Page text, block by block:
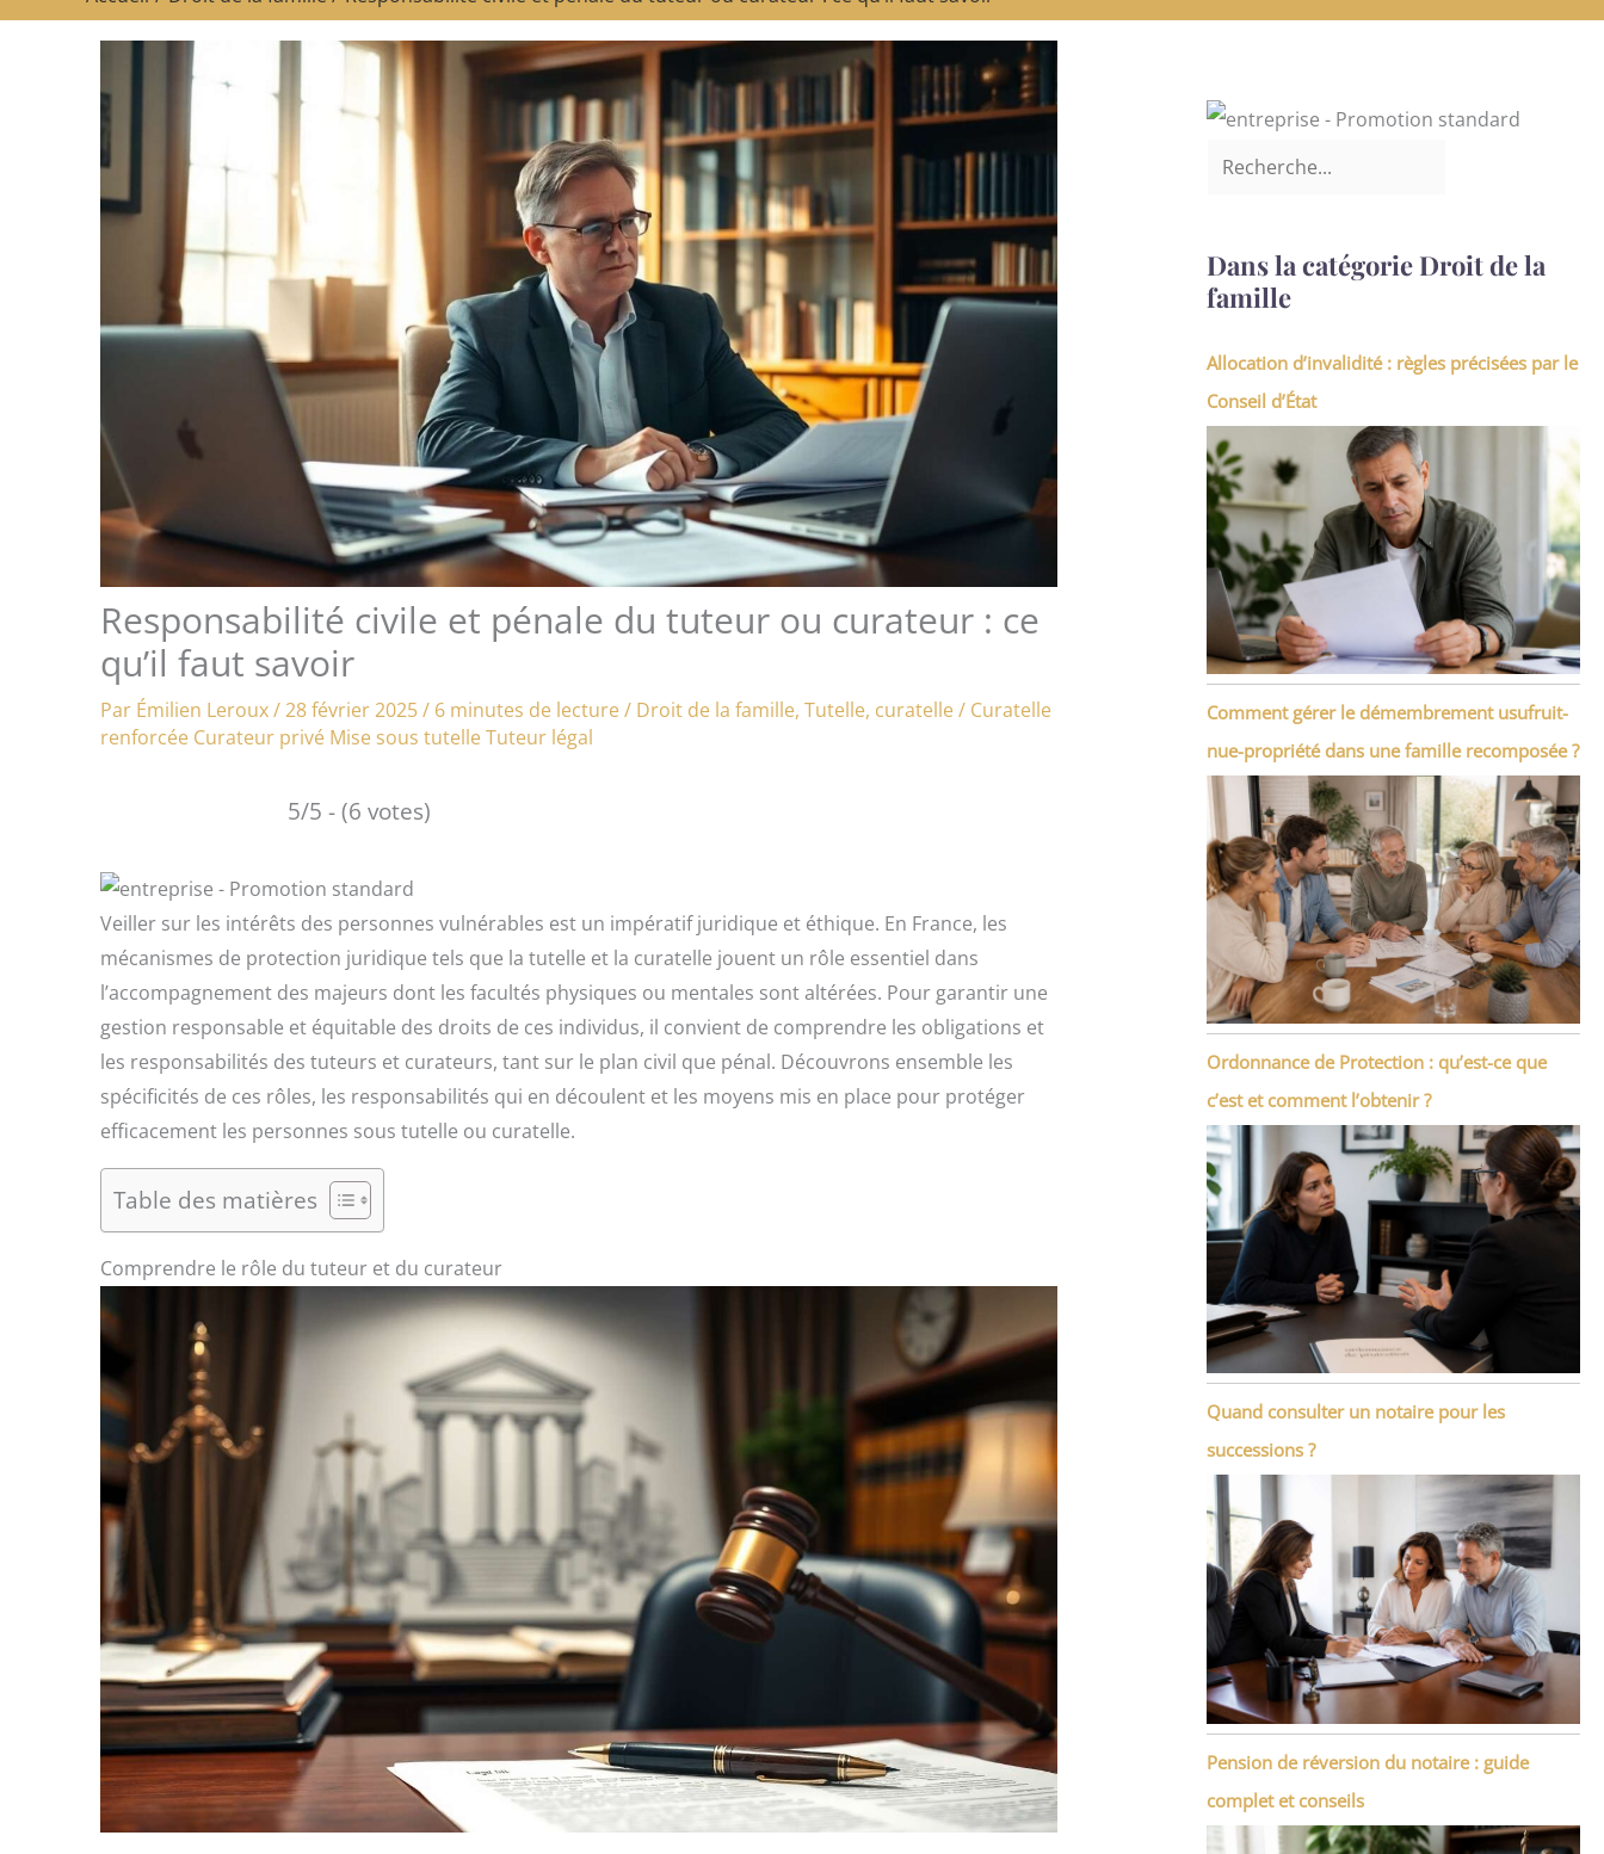
Responsabilité civile et pénale du tuteur ou curateur : ce
qu’il faut savoir
Par Émilien Leroux/28 février 2025/ 6 minutes de lecture/ Droit de la famille, Tutelle, curatelle/ Curatelle
renforcée Curateur privé Mise sous tutelleTuteur légal
5/5 - (6 votes)
Veiller sur les intérêts des personnes vulnérables est un impératif juridique et éthique. En France, les
mécanismes de protection juridique tels que la tutelle et la curatelle jouent un rôle essentiel dans
l’accompagnement des majeurs dont les facultés physiques ou mentales sont altérées. Pour garantir une
gestion responsable et équitable des droits de ces individus, il convient de comprendre les obligations et
les responsabilités des tuteurs et curateurs, tant sur le plan civil que pénal. Découvrons ensemble les
spécificités de ces rôles, les responsabilités qui en découlent et les moyens mis en place pour protéger
efficacement les personnes sous tutelle ou curatelle.
Table des matières
Comprendre le rôle du tuteur et du curateur
Dans la catégorie Droit de la
famille
Allocation d’invalidité : règles précisées par le
Conseil d’État
Comment gérer le démembrement usufruit-
nue-propriété dans une famille recomposée ?
Ordonnance de Protection : qu’est-ce que
c’est et comment l’obtenir ?
Quand consulter un notaire pour les
successions ?
Pension de réversion du notaire : guide
complet et conseils